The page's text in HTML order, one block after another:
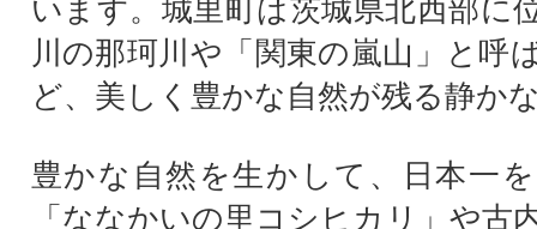
います。城里町は茨城県北西部に
川の那珂川や「関東の嵐山」と呼
ど、美しく豊かな自然が残る静か
豊かな自然を生かして、日本一
「ななかいの里コシヒカリ」や古